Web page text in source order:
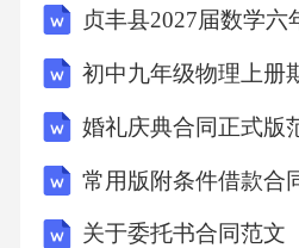
x+y-2x+6y-6=0
(2,1)7.过点
A(-1,2),且,倾斜角是
初中九年级物理上册
婚礼庆典合同正式版
常用版附条件借款合
关于委托书合同范文